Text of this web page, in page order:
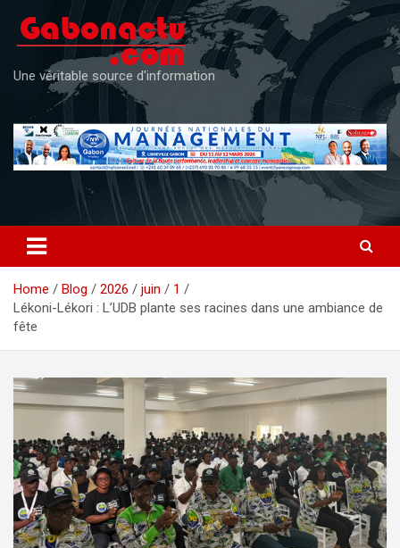
content
Une véritable source d'information
Home Blog 2026 juin
1
Lékoni-Lékori : L’UDB plante ses racines dans une ambiance de
fête